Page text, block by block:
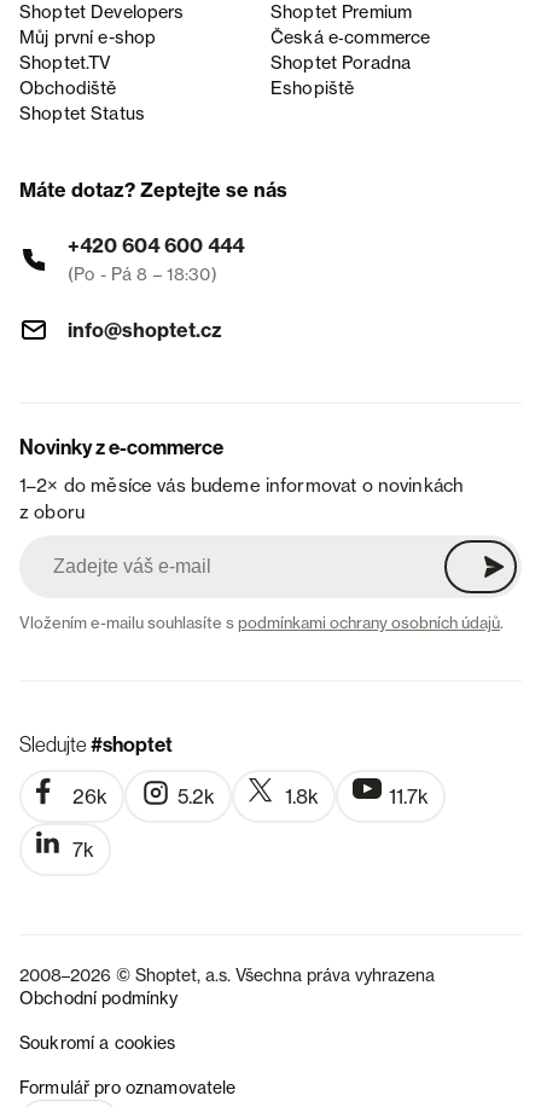
Shoptet Developers
Shoptet Premium
Můj první e-shop
Česká e‑commerce
Shoptet.TV
Shoptet Poradna
Obchodiště
Eshopiště
Shoptet Status
Máte dotaz? Zeptejte se nás
+420 604 600 444
(Po - Pá 8 – 18:30)
info@shoptet.cz
Novinky z e-commerce
1–2× do měsíce vás budeme informovat o novinkách
z oboru
Vložením e-mailu souhlasíte spodmínkami ochrany osobních údajů.
Sledujte#shoptet
26k 5.2k 1.8k 11.7k
7k
2008–2026 © Shoptet, a.s. Všechna práva vyhrazena
Obchodní podmínky
Soukromí a cookies
Formulář pro oznamovatele